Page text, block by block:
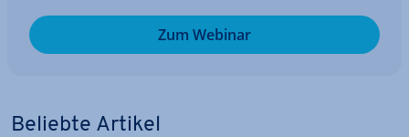
Zum Webinar
Beliebte Artikel